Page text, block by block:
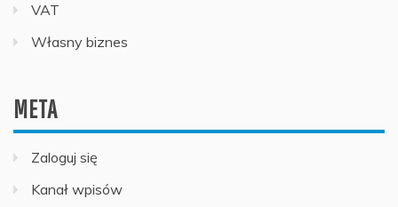
VAT
Własny biznes
META
Zaloguj się
Kanał wpisów